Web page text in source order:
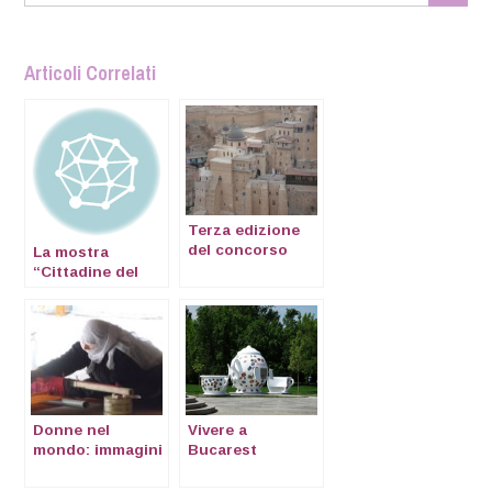
Articoli Correlati
La mostra
“Cittadine del
donne vedono
l’espatrio”
Terza edizione
del concorso
Donne nel
mondo: immagini
Vivere a
Bucarest